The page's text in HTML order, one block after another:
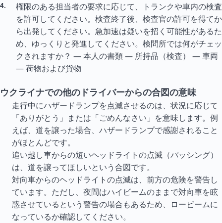
権限のある担当者の要求に応じて、トランクや車内の検査
を許可してください。検査終了後、検査官の許可を得てか
ら出発してください。急加速は疑いを招く可能性があるた
め、ゆっくりと発進してください。検問所では何がチェッ
クされますか？ — 本人の書類 — 所持品（検査） — 車両
— 荷物および貨物
ウクライナでの他のドライバーからの合図の意味
走行中にハザードランプを点滅させるのは、状況に応じて
「ありがとう」または「ごめんなさい」を意味します。例
えば、道を譲った場合、ハザードランプで感謝されること
がほとんどです。
追い越し車からの短いヘッドライトの点滅（パッシング）
は、道を譲ってほしいという合図です。
対向車からのヘッドライトの点滅は、前方の危険を警告し
ています。ただし、夜間はハイビームのままで対向車を眩
惑させているという警告の場合もあるため、ロービームに
なっているか確認してください。